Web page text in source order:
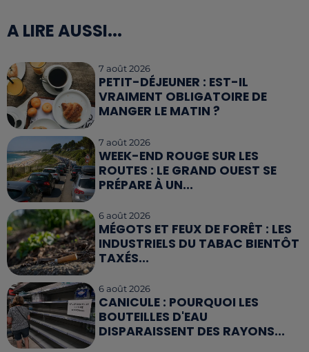
A LIRE AUSSI...
7 août 2026
PETIT-DÉJEUNER : EST-IL
VRAIMENT OBLIGATOIRE DE
MANGER LE MATIN ?
7 août 2026
WEEK-END ROUGE SUR LES
ROUTES : LE GRAND OUEST SE
PRÉPARE À UN...
6 août 2026
MÉGOTS ET FEUX DE FORÊT : LES
INDUSTRIELS DU TABAC BIENTÔT
TAXÉS...
6 août 2026
CANICULE : POURQUOI LES
BOUTEILLES D'EAU
DISPARAISSENT DES RAYONS...